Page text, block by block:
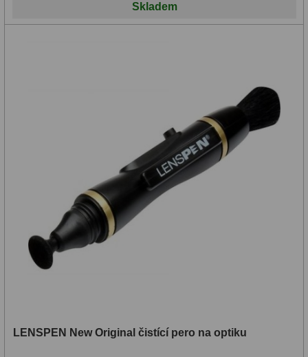
Skladem
LENSPEN New Original čistící pero na optiku